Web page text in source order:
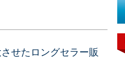
せたロングセラー販